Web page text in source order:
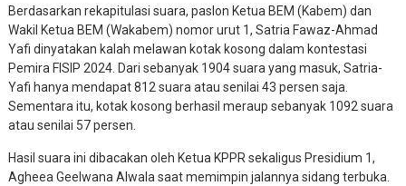
Berdasarkan rekapitulasi suara, paslon Ketua BEM (Kabem) dan
Wakil Ketua BEM (Wakabem) nomor urut 1, Satria Fawaz-Ahmad
Yafi dinyatakan kalah melawan kotak kosong dalam kontestasi
Pemira FISIP 2024. Dari sebanyak 1904 suara yang masuk, Satria-
Yafi hanya mendapat 812 suara atau senilai 43 persen saja.
Sementara itu, kotak kosong berhasil meraup sebanyak 1092 suara
atau senilai 57 persen.
Hasil suara ini dibacakan oleh Ketua KPPR sekaligus Presidium 1,
Agheea Geelwana Alwala saat memimpin jalannya sidang terbuka.